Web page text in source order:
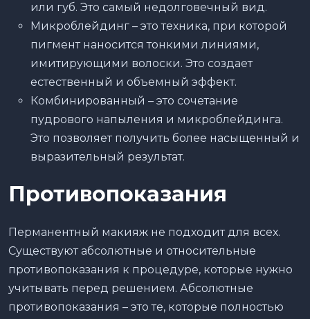
или губ. Это самый недолговечный вид.
Микроблейдинг – это техника, при которой
пигмент наносится тонкими линиями,
имитирующими волоски. Это создает
естественный и объемный эффект.
Комбинированный – это сочетание
пудрового напыления и микроблейдинга.
Это позволяет получить более насыщенный и
выразительный результат.
Противопоказания
Перманентный макияж не подходит для всех.
Существуют абсолютные и относительные
противопоказания к процедуре, которые нужно
учитывать перед решением. Абсолютные
противопоказания – это те, которые полностью